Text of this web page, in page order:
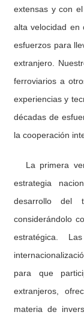
extensas y con
alta velocidad en
esfuerzos para
extranjero.
ferroviarios a
experiencias y
décadas de
la cooperación
La primera
estrategia
desarrollo del
considerándolo
estratégica.
para que
extranjeros,
materia de